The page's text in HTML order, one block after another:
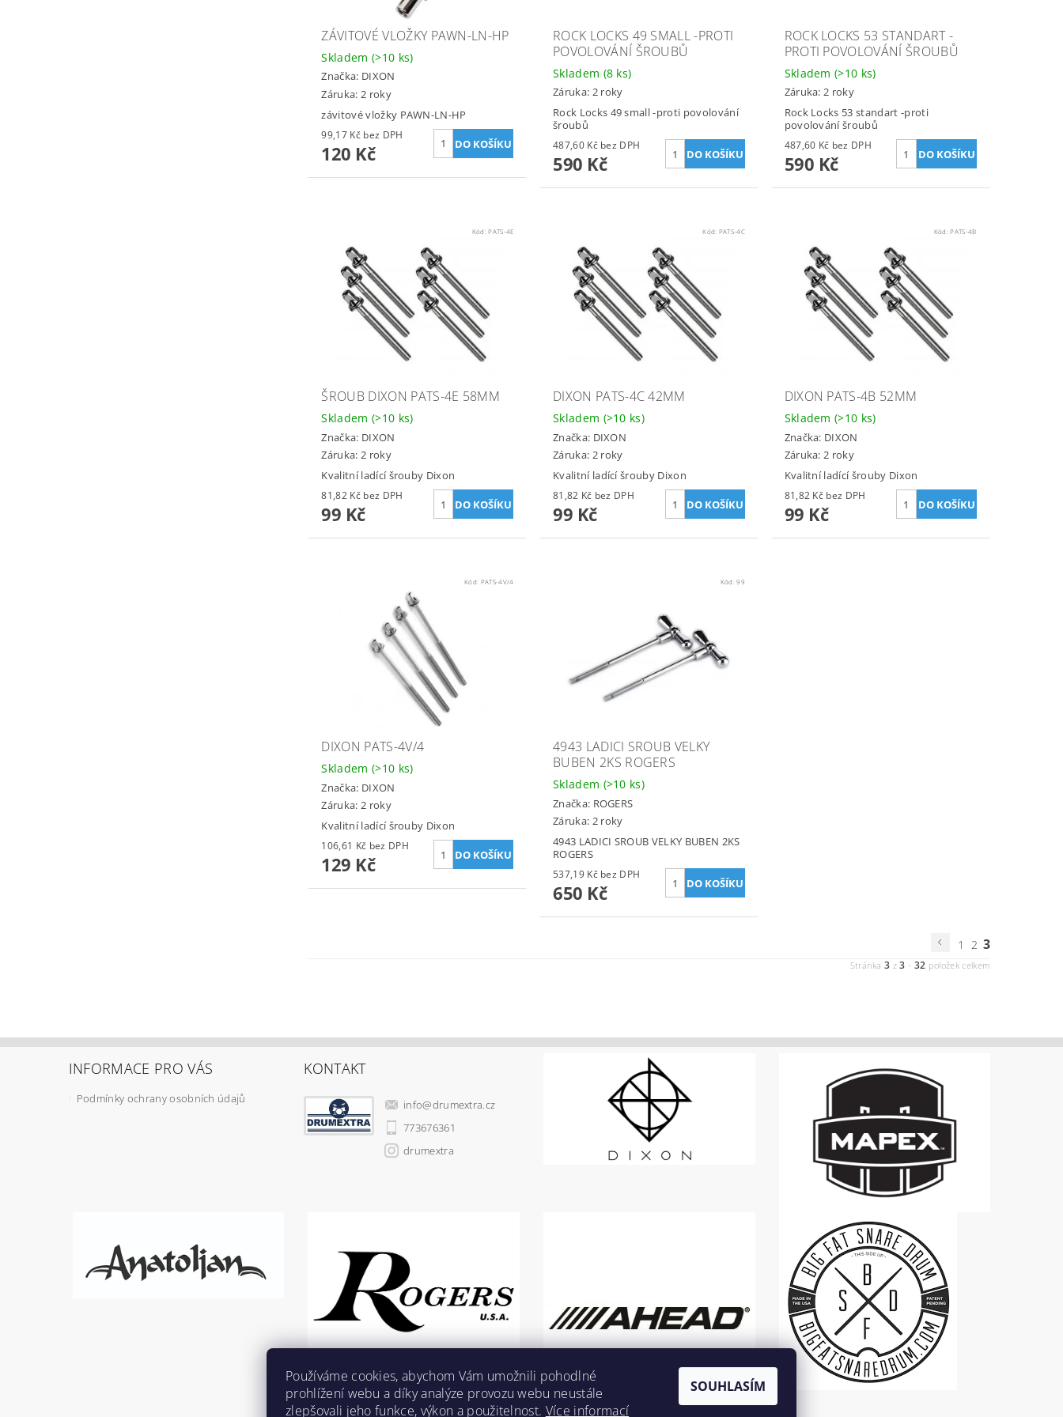
ZÁVITOVÉ VLOŽKY PAWN-LN-HP
Skladem (>10 ks)
Značka: DIXON
Záruka: 2 roky
závitové vložky PAWN-LN-HP
99,17 Kč bez DPH
120 Kč
ROCK LOCKS 49 SMALL -PROTI
POVOLOVÁNÍ ŠROUBŮ
Skladem (8 ks)
Záruka: 2 roky
Rock Locks 49 small -proti povolování
šroubů
487,60 Kč bez DPH
590 Kč
ROCK LOCKS 53 STANDART -
PROTI POVOLOVÁNÍ ŠROUBŮ
Skladem(>10 ks)
Záruka: 2 roky
Rock Locks 53 standart -proti
povolování šroubů
487,60 Kč bez DPH
590 Kč
Kód:PATS-4E
ŠROUB DIXON PATS-4E 58MM
Skladem (>10 ks)
Značka: DIXON
Záruka: 2 roky
Kvalitní ladící šrouby Dixon
81,82 Kč bez DPH
99 Kč
Kód: PATS-4C
DIXON PATS-4C 42MM
Skladem (>10 ks)
Značka: DIXON
Záruka: 2 roky
Kvalitní ladící šrouby Dixon
81,82 Kč bez DPH
99 Kč
Kód:PATS-4B
DIXON PATS-4B 52MM
Skladem(>10 ks)
Značka: DIXON
Záruka: 2 roky
Kvalitní ladící šrouby Dixon
81,82 Kč bez DPH
99 Kč
Kód: PATS-4V/4
DIXON PATS-4V/4
Skladem (>10 ks)
Značka: DIXON
Záruka: 2 roky
Kvalitní ladící šrouby Dixon
106,61 Kč bez DPH
129 Kč
Kód:99
4943 LADICI SROUB VELKY
BUBEN 2KS ROGERS
Skladem (>10 ks)
Značka: ROGERS
Záruka: 2 roky
4943 LADICI SROUB VELKY BUBEN 2KS
ROGERS
537,19 Kč bez DPH
650 Kč
1 2 3
Stránka3 z3 - 32 položek celkem
INFORMACE PRO VÁS
Podmínky ochrany osobních údajů
KONTAKT
info@drumextra.cz
773676361
drumextra
Používáme cookies, abychom Vám umožnili pohodlné
prohlížení webu a díky analýze provozu webu neustále
zlepšovali jeho funkce, výkon a použitelnost. Více informací
SOUHLASÍM